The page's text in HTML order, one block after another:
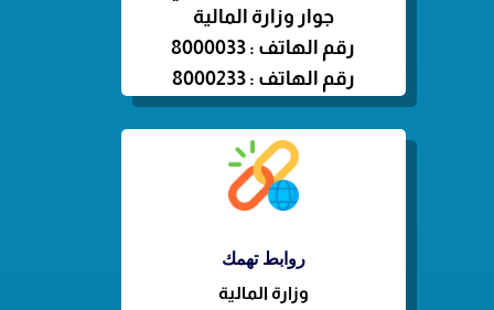
جوار وزارة المالية
رقم الهاتف : 8000033
رقم الهاتف : 8000233
روابط تهمك
وزارة المالية